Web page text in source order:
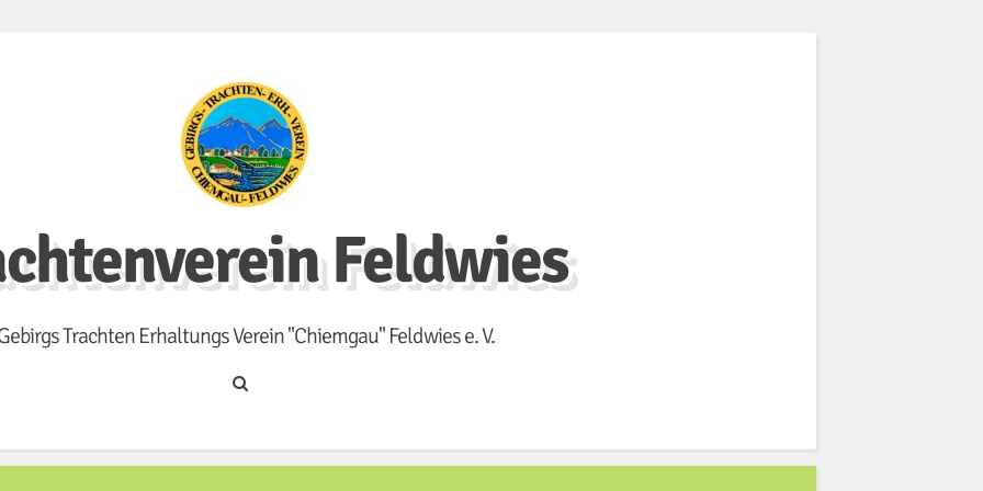
Feldwies
Trachten Erhaltungs Verein "Chiemgau" Feldwies e. V.